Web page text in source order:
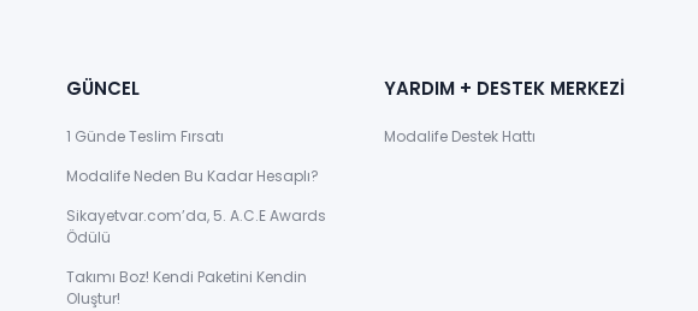
GÜNCEL
1 Günde Teslim Fırsatı
Modalife Neden Bu Kadar Hesaplı?
Sikayetvar.com’da, 5. A.C.E Awards
Ödülü
Takımı Boz! Kendi Paketini Kendin
Oluştur!
YARDIM + DESTEK MERKEZİ
Modalife Destek Hattı